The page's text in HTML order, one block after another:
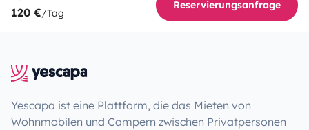
120 €/Tag
Reservierungsanfrage
Yescapa ist eine Plattform, die das Mieten von
Wohnmobilen und Campern zwischen Privatpersonen